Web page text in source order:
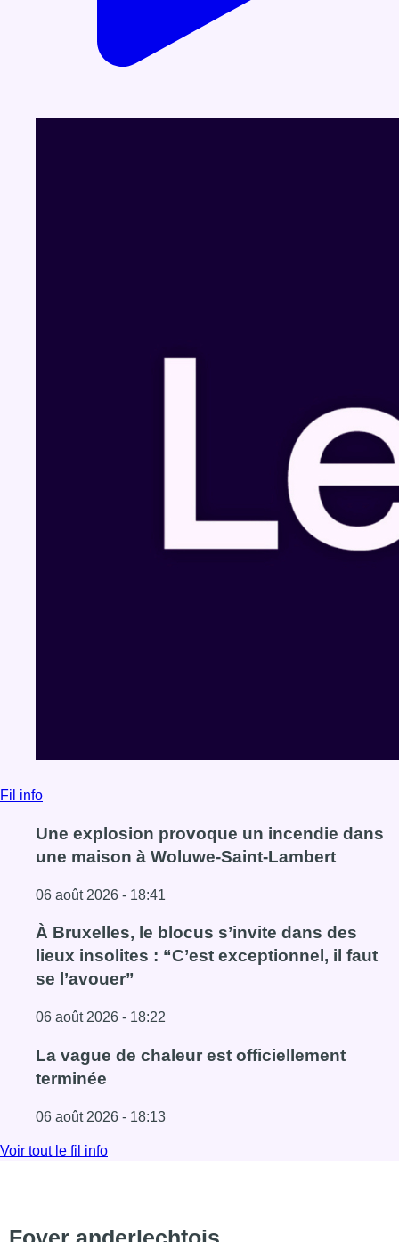
Fil info
Une explosion provoque un incendie dans
une maison à Woluwe-Saint-Lambert
06 août 2026 - 18:41
Lire l'article Une explosion provoque un incendie dans
À Bruxelles, le blocus s’invite dans des
lieux insolites : “C’est exceptionnel, il faut
se l’avouer”
06 août 2026 - 18:22
Lire l'article À Bruxelles, le blocus s’invite dans des lieux
La vague de chaleur est officiellement
terminée
06 août 2026 - 18:13
Lire l'article La vague de chaleur est officiellement
Voir tout le fil info